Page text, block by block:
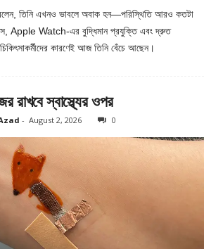
তিনি এখনও ভাবলে অবাক হন—পরিস্থিতি আরও কতটা
Apple Watch-এর বুদ্ধিমান প্রযুক্তি এবং দ্রুত
কারণেই আজ তিনি বেঁচে আছেন।
রাখবে স্বাস্থ্যের ওপর
- August 2, 2026 0